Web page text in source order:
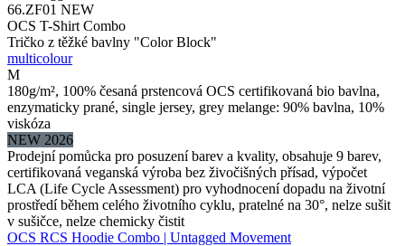
66.ZF01 NEW
OCS T-Shirt Combo
Tričko z těžké bavlny "Color Block"
multicolour
M
180g/m², 100% česaná prstencová OCS certifikovaná bio bavlna,
enzymaticky prané, single jersey, grey melange: 90% bavlna, 10%
viskóza
NEW 2026
Prodejní pomůcka pro posuzení barev a kvality, obsahuje 9 barev,
certifikovaná veganská výroba bez živočišných přísad, výpočet
LCA (Life Cycle Assessment) pro vyhodnocení dopadu na životní
prostředí během celého životního cyklu, pratelné na 30°, nelze sušit
v sušičce, nelze chemicky čistit
OCS RCS Hoodie Combo | Untagged Movement